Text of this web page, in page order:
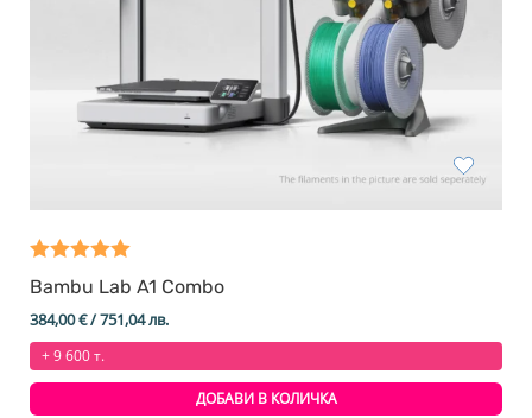
Оценено на
Bambu Lab A1 Combo
384,00€/ 751,04 лв.
+ 9 600 т.
ДОБАВИ В КОЛИЧКА